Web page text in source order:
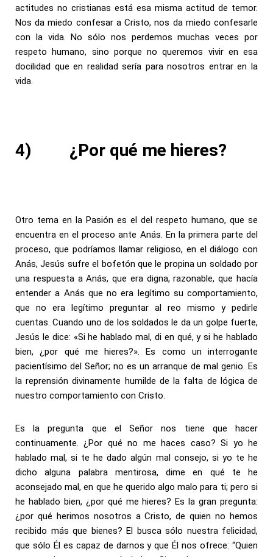
actitudes no cristianas está esa misma actitud de temor.
Nos da miedo confesar a Cristo, nos da miedo confesarle
con la vida. No sólo nos perdemos muchas veces por
respeto humano, sino porque no queremos vivir en esa
docilidad que en realidad sería para nosotros entrar en la
vida.
4) ¿Por qué me hieres?
Otro tema en la Pasión es el del respeto humano, que se
encuentra en el proceso ante Anás. En la primera parte del
proceso, que podríamos llamar religioso, en el diálogo con
Anás, Jesús sufre el bofetón que le propina un soldado por
una respuesta a Anás, que era digna, razonable, que hacía
entender a Anás que no era legítimo su comportamiento,
que no era legítimo preguntar al reo mismo y pedirle
cuentas. Cuando uno de los soldados le da un golpe fuerte,
Jesús le dice: «Si he hablado mal, di en qué, y si he hablado
bien, ¿por qué me hieres?». Es como un interrogante
pacientísimo del Señor; no es un arranque de mal genio. Es
la reprensión divinamente humilde de la falta de lógica de
nuestro comportamiento con Cristo.
Es la pregunta que el Señor nos tiene que hacer
continuamente. ¿Por qué no me haces caso? Si yo he
hablado mal, si te he dado algún mal consejo, si yo te he
dicho alguna palabra mentirosa, dime en qué te he
aconsejado mal, en que he querido algo malo para ti; pero si
he hablado bien, ¿por qué me hieres? Es la gran pregunta:
¿por qué herimos nosotros a Cristo, de quien no hemos
recibido más que bienes? El busca sólo nuestra felicidad,
que sólo Él es capaz de darnos y que Él nos ofrece: “Quien